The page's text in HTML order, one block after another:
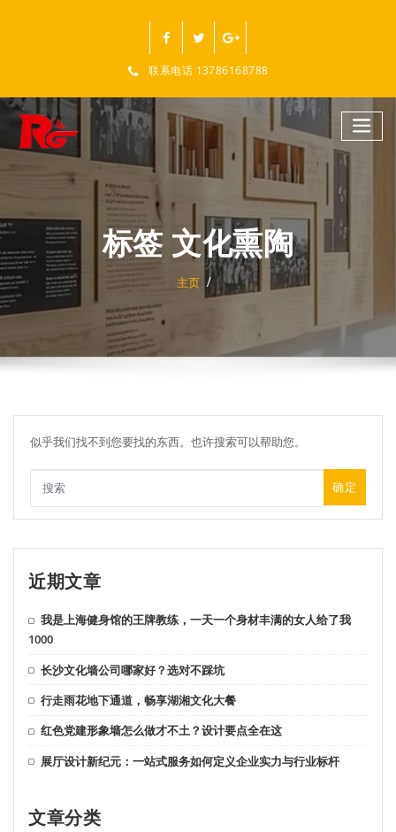
联系电话 13786168788
标签 文化熏陶
主页
似乎我们找不到您要找的东西。也许搜索可以帮助您。
确定
近期文章
我是上海健身馆的王牌教练，一天一个身材丰满的女人给了我
1000
长沙文化墙公司哪家好？选对不踩坑
行走雨花地下通道，畅享湖湘文化大餐
红色党建形象墙怎么做才不土？设计要点全在这
展厅设计新纪元：一站式服务如何定义企业实力与行业标杆
文章分类